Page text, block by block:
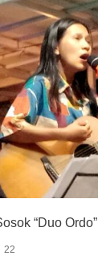
“Duo Ordo”
22